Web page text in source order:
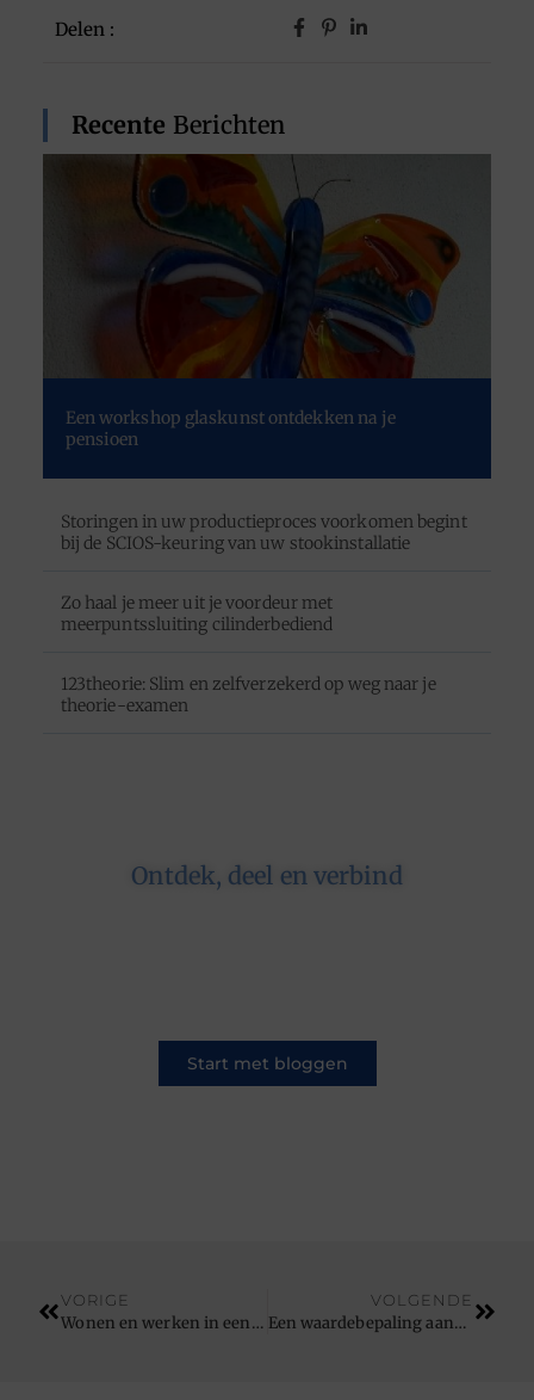
Delen :
Recente Berichten
Een workshop glaskunst ontdekken na je
pensioen
Storingen in uw productieproces voorkomen begint
bij de SCIOS-keuring van uw stookinstallatie
Zo haal je meer uit je voordeur met
meerpuntssluiting cilinderbediend
123theorie: Slim en zelfverzekerd op weg naar je
theorie-examen
Ontdek, deel en verbind
Start met bloggen
VORIGE
Wonen en werken in een veilig pand dankzij dit asbestbedrijf in Gelderland
VOLGENDE
Een waardebepaling aanvragen bij een ervaren kantoor in Almere